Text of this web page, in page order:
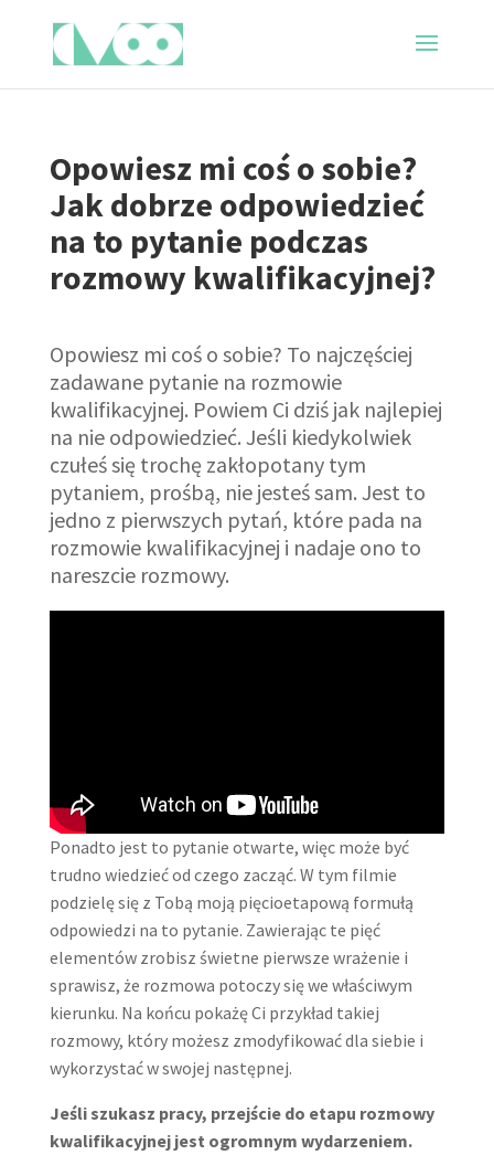
Opowiesz mi coś o sobie?
Jak dobrze odpowiedzieć
na to pytanie podczas
rozmowy kwalifikacyjnej?
Opowiesz mi coś o sobie? To najczęściej
zadawane pytanie na rozmowie
kwalifikacyjnej. Powiem Ci dziś jak najlepiej
na nie odpowiedzieć. Jeśli kiedykolwiek
czułeś się trochę zakłopotany tym
pytaniem, prośbą, nie jesteś sam. Jest to
jedno z pierwszych pytań, które pada na
rozmowie kwalifikacyjnej i nadaje ono to
nareszcie rozmowy.
Ponadto jest to pytanie otwarte, więc może być
trudno wiedzieć od czego zacząć. W tym filmie
podzielę się z Tobą moją pięcioetapową formułą
odpowiedzi na to pytanie. Zawierając te pięć
elementów zrobisz świetne pierwsze wrażenie i
sprawisz, że rozmowa potoczy się we właściwym
kierunku. Na końcu pokażę Ci przykład takiej
rozmowy, który możesz zmodyfikować dla siebie i
wykorzystać w swojej następnej.
Jeśli szukasz pracy, przejście do etapu rozmowy
kwalifikacyjnej jest ogromnym wydarzeniem.